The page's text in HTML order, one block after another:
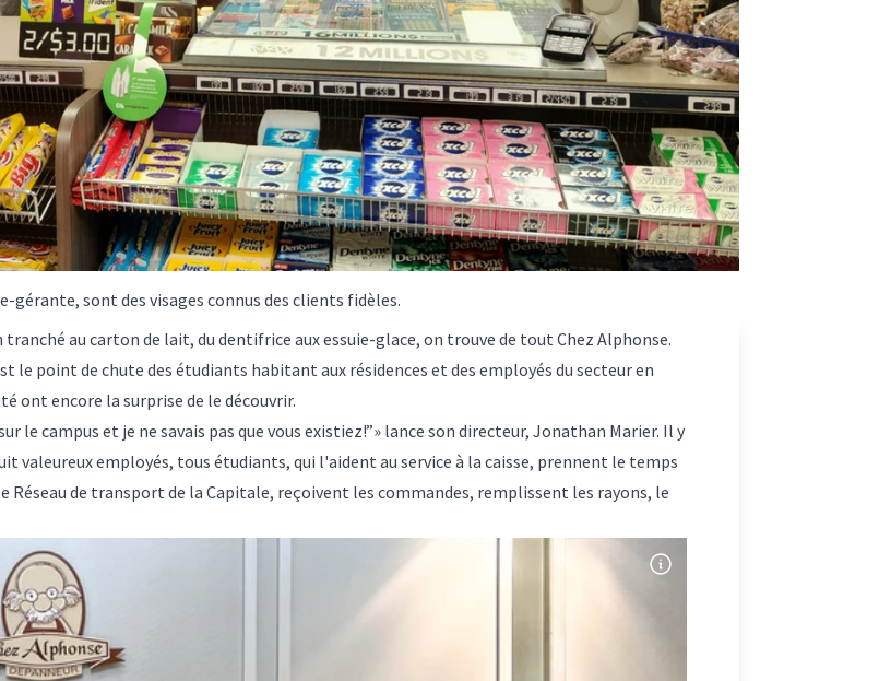
sont des visages connus des clients fidèles.
tranché au carton de lait, du dentifrice aux essuie-glace, on trouve de toutChez Alphonse.
le point de chute des étudiants habitant aux résidences et des employés du secteur en
ont encore la surprise de le découvrir.
le campus et je ne savais pas que vous existiez!”» lance son directeur, Jonathan Marier. Il y
valeureux employés, tous étudiants, qui l'aident au service à la caisse, prennent le temps
de transport de la Capitale, reçoivent les commandes, remplissent les rayons, le